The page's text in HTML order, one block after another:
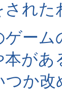
された
ーム
本があ
つか